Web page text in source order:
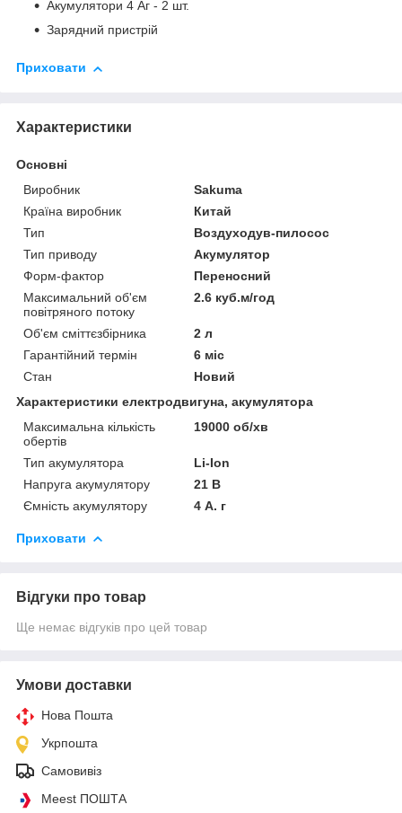
Акумулятори 4 Аг - 2 шт.
Зарядний пристрій
Приховати
Характеристики
Основні
Виробник
Sakuma
Країна виробник
Китай
Тип
Воздуходув-пилосос
Тип приводу
Акумулятор
Форм-фактор
Переносний
Максимальний об'єм
повітряного потоку
2.6 куб.м/год
Об'єм сміттєзбірника
2 л
Гарантійний термін
6 міс
Стан
Новий
Характеристики електродвигуна, акумулятора
Максимальна кількість
обертів
19000 об/хв
Тип акумулятора
Li-Ion
Напруга акумулятору
21 В
Ємність акумулятору
4 А. г
Приховати
Відгуки про товар
Ще немає відгуків про цей товар
Умови доставки
Нова Пошта
Укрпошта
Самовивіз
Meest ПОШТА